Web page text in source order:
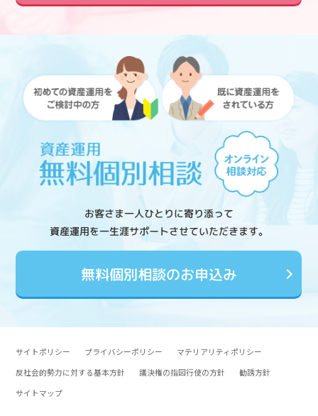
お客さま一人ひとりに寄り添って
資産運用を一生涯サポートさせていただきます。
無料個別相談のお申込み
サイトポリシー プライバシーポリシー
マテリアリティポリシー
反社会的勢力に対する基本方針
議決権の指図行使の方針
勧誘方針
サイトマップ